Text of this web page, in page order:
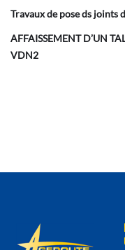
Travaux de pose ds joints
AFFAISSEMENT D’UN
VDN2